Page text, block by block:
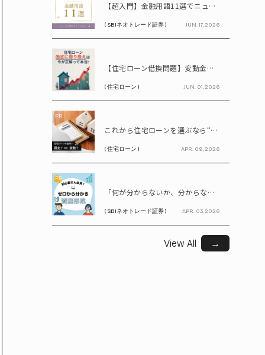
【超入門】金融用語11選でニュースが読める！ 知識ゼロからの賢い資産の育て方
( SBIネオトレード証券 ) JUN. 17, 2026
PR
【住宅ローン借換問題】変動金利が上昇中!! 固定に借り換えるなら今が正解って本当? シミュレーションで比較してみよう
( 住宅ローン ) JUN. 01, 2026
PR
これから住宅ローンを選ぶなら“固定vs変動”どちらが正解? 9割が利用したいと答えた「いま決めなくてもいい」ローンとは!?
( 住宅ローン ) APR. 09, 2026
PR
「何が分からないか、分からない」から卒業！ SBIネオトレード証券で学ぶ、はじめての資産形成
( SBIネオトレード証券 ) APR. 03, 2026
View All →